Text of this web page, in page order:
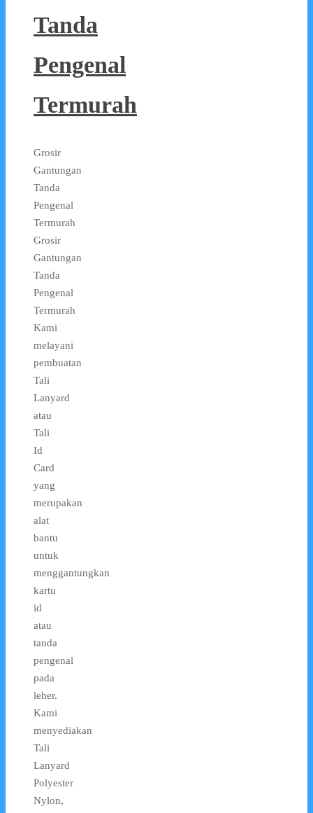
Tanda
Pengenal
Termurah
Grosir
Gantungan
Tanda
Pengenal
Termurah
Grosir
Gantungan
Tanda
Pengenal
Termurah
Kami
melayani
pembuatan
Tali
Lanyard
atau
Tali
Id
Card
yang
merupakan
alat
bantu
untuk
menggantungkan
kartu
id
atau
tanda
pengenal
pada
leher.
Kami
menyediakan
Tali
Lanyard
Polyester
Nylon,